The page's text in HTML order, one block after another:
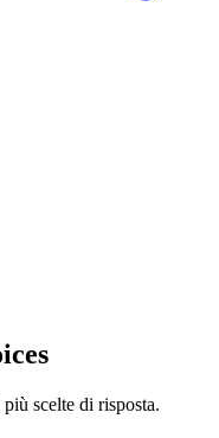
scelte di risposta.